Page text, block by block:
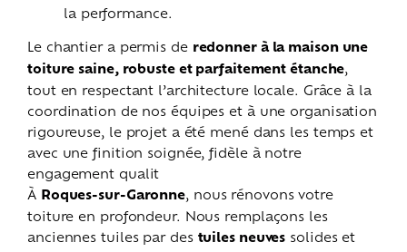
la performance.
Le chantier a permis de redonner à la maison une
toiture saine, robuste et parfaitement étanche,
tout en respectant l’architecture locale. Grâce à la
coordination de nos équipes et à une organisation
rigoureuse, le projet a été mené dans les temps et
avec une finition soignée, fidèle à notre
engagement qualit
À Roques-sur-Garonne, nous rénovons votre
toiture en profondeur. Nous remplaçons les
anciennes tuiles par des tuiles neuves solides et